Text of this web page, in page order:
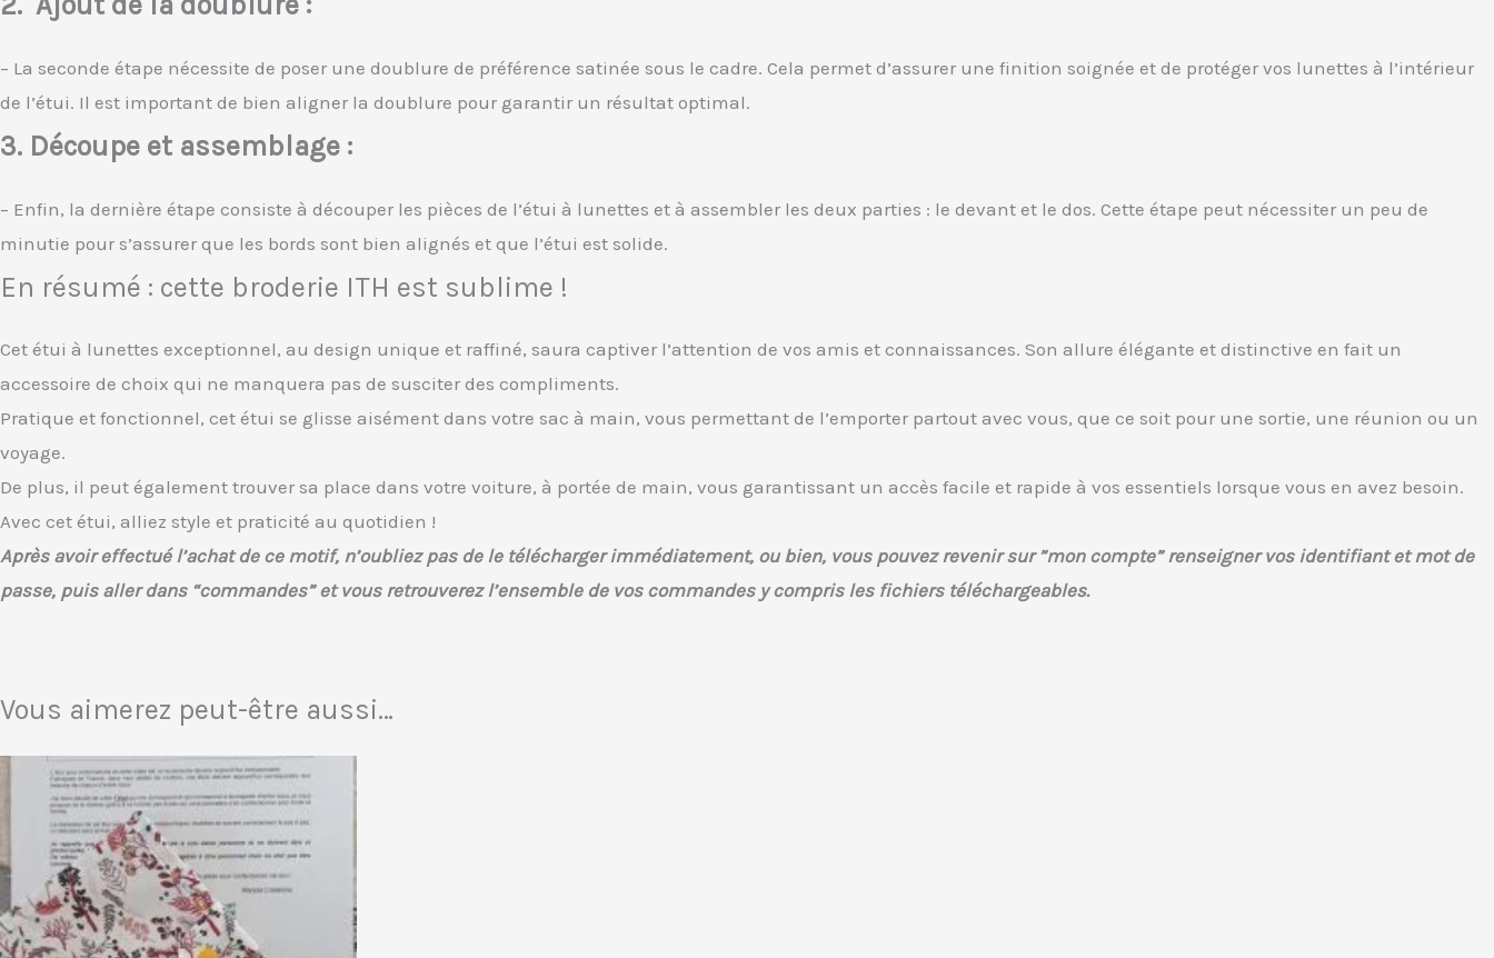
– La seconde étape nécessite de poser une doublure de préférence satinée sous le cadre. Cela permet d’assurer une finition soignée et de protéger vos lunettes à l’intérieur
de l’étui. Il est important de bien aligner la doublure pour garantir un résultat optimal.
3. Découpe et assemblage :
– Enfin, la dernière étape consiste à découper les pièces de l’étui à lunettes et à assembler les deux parties : le devant et le dos. Cette étape peut nécessiter un peu de
minutie pour s’assurer que les bords sont bien alignés et que l’étui est solide.
En résumé : cette broderie ITH est sublime !
Cet étui à lunettes exceptionnel, au design unique et raffiné, saura captiver l’attention de vos amis et connaissances. Son allure élégante et distinctive en fait un
accessoire de choix qui ne manquera pas de susciter des compliments.
Pratique et fonctionnel, cet étui se glisse aisément dans votre sac à main, vous permettant de l’emporter partout avec vous, que ce soit pour une sortie, une réunion ou un
voyage.
De plus, il peut également trouver sa place dans votre voiture, à portée de main, vous garantissant un accès facile et rapide à vos essentiels lorsque vous en avez besoin.
Avec cet étui, alliez style et praticité au quotidien !
Après avoir effectué l’achat de ce motif, n’oubliez pas de le télécharger immédiatement, ou bien, vous pouvez revenir sur ”mon compte” renseigner vos identifiant et mot de
passe, puis aller dans “commandes” et vous retrouverez l’ensemble de vos commandes y compris les fichiers téléchargeables.
Vous aimerez peut-être aussi…